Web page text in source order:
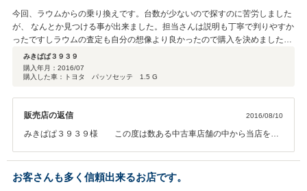
今回、ラウムからの乗り換えです。台数が少ないので探すのに苦労しました
が、 なんとか見つける事が出来ました。担当さんは説明も丁寧で判りやすか
ったですしラウムの査定も自分の想像より良かったので購入を決めました。
当方２３区在住なので、お店に行くのは苦労しましたが、行った甲斐があり
ました。
みきぱぱ３９３９
購入年月： 2016/07
購入した車：トヨタ パッソセッテ 1.5 G
販売店の返信 2016/08/10
みきぱぱ３９３９様 この度は数ある中古車店舗の中から当店をお
だき誠にありがとうございます。良いお車に出会えてうれしく思って
おります。今後とも気になること、お困りの事がございましたらお気
軽にご連絡ください。
お客さんも多く信頼出来るお店です。